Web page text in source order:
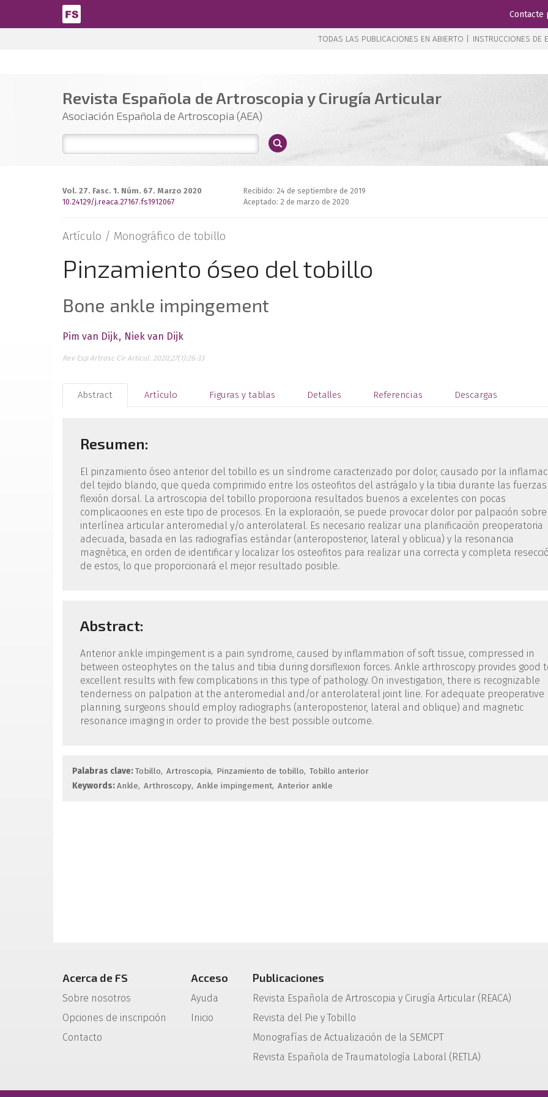
Pasar al contenido principal
Contacte
TODAS LAS PUBLICACIONES EN ABIERTO | INSTRUCCIONES DE
Revista Española de Artroscopia y Cirugía Articular
Asociación Española de Artroscopia (AEA)
Vol. 27. Fasc. 1. Núm. 67. Marzo 2020
10.24129/j.reaca.27167.fs1912067
Recibido: 24 de septiembre de 2019
Aceptado: 2 de marzo de 2020
Artículo / Monográfico de tobillo
Pinzamiento óseo del tobillo
Bone ankle impingement
Pim van Dijk Niek van Dijk
Rev Esp Artrosc Cir Articul. 2020;27(1):26-33
Abstract Artículo Figuras y tablas Detalles Referencias Descargas
Resumen:
El pinzamiento óseo anterior del tobillo es un síndrome caracterizado por dolor, causado por la
del tejido blando, que queda comprimido entre los osteofitos del astrágalo y la tibia durante las
flexión dorsal. La artroscopia del tobillo proporciona resultados buenos a excelentes con pocas
complicaciones en este tipo de procesos. En la exploración, se puede provocar dolor por palpación
interlínea articular anteromedial y/o anterolateral. Es necesario realizar una planificación preoperatoria
adecuada, basada en las radiografías estándar (anteroposterior, lateral y oblicua) y la resonancia
magnética, en orden de identificar y localizar los osteofitos para realizar una correcta y completa
de estos, lo que proporcionará el mejor resultado posible.
Abstract:
Anterior ankle impingement is a pain syndrome, caused by inflammation of soft tissue, compressed in
between osteophytes on the talus and tibia during dorsiflexion forces. Ankle arthroscopy provides good
excellent results with few complications in this type of pathology. On investigation, there is recognizable
tenderness on palpation at the anteromedial and/or anterolateral joint line. For adequate preoperative
planning, surgeons should employ radiographs (anteroposterior, lateral and oblique) and magnetic
resonance imaging in order to provide the best possible outcome.
Palabras clave:Tobillo Artroscopia Pinzamiento de tobillo Tobillo anterior
Keywords:Ankle Arthroscopy Ankle impingement Anterior ankle
Acerca de FS
Sobre nosotros
Opciones de inscripción
Contacto
Acceso
Ayuda
Inicio
Publicaciones
Revista Española de Artroscopia y Cirugía Articular (REACA)
Revista del Pie y Tobillo
Monografías de Actualización de la SEMCPT
Revista Española de Traumatología Laboral (RETLA)